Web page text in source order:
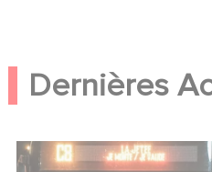
Dernières
Une date de sortie pour